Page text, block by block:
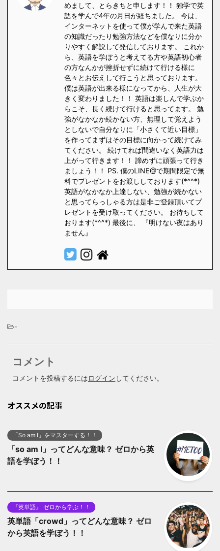
めまして、とらきちと申します！！ 独学で英
語を学んで4年の月日が経ちました。 今は、
インターネットを使って僕が学んで来た英語
の知識だったり勉強方法などを僕なりに分か
りやすく解説して発信しております。 これか
ら、英語を学ぼうと考えてる方や英語初心者
の方なんかが挫折せずに続けて行ける様に
色々とお伝えして行こうと思っております。
僕は英語が出来る様になってから、人生が大
きく変わりました！！ 英語は楽しんで学ぶか
らこそ、長く続けて行けると思ってます。 勉
強がなかなか続かない方、無理して覚えよう
としないで自分なりに「小さくて近い目標」
を作ってまずはその目標に向かって続けてみ
てください。 続けてれば間違いなく英語力は
上がって行きます！！ 諦めずに頑張って行き
ましょう！！ PS. 僕のLINE@で期間限定で無
料でプレゼントをお渡ししております(*^^*)
英語がなかなか上達しない、勉強が続かない
と思ってらっしゃる方は是非ご登録頂いてプ
レゼントを受け取ってください。 お待ちして
おります(*^^*) 最後に、 『明けない夜はあり
ません』
-
コメント
コメントを投稿するにはログイン してください。
オススメの記事
「So am I」をマスターする！！
「so am I」ってどんな意味？ ゼロから英
語を学ぼう！！
『英単語』 ゼロから学ぶ！！
英単語「crowd」ってどんな意味？ ゼロ
から英語を学ぼう！！